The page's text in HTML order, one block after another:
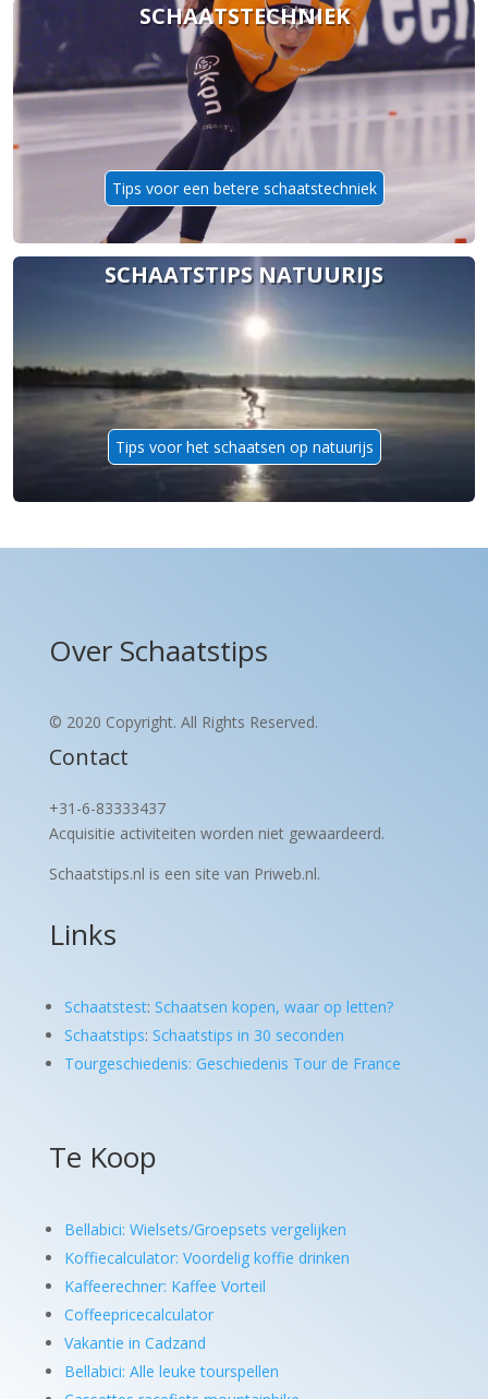
SCHAATSTECHNIEK
Tips voor een betere schaatstechniek
SCHAATSTIPS NATUURIJS
Tips voor het schaatsen op natuurijs
Over Schaatstips
© 2020 Copyright. All Rights Reserved.
Contact
+31-6-83333437
Acquisitie activiteiten worden niet gewaardeerd.
Schaatstips.nl is een site van Priweb.nl.
Links
Schaatstest: Schaatsen kopen, waar op letten?
Schaatstips: Schaatstips in 30 seconden
Tourgeschiedenis: Geschiedenis Tour de France
Te Koop
Bellabici: Wielsets/Groepsets vergelijken
Koffiecalculator: Voordelig koffie drinken
Kaffeerechner: Kaffee Vorteil
Coffeepricecalculator
Vakantie in Cadzand
Bellabici: Alle leuke tourspellen